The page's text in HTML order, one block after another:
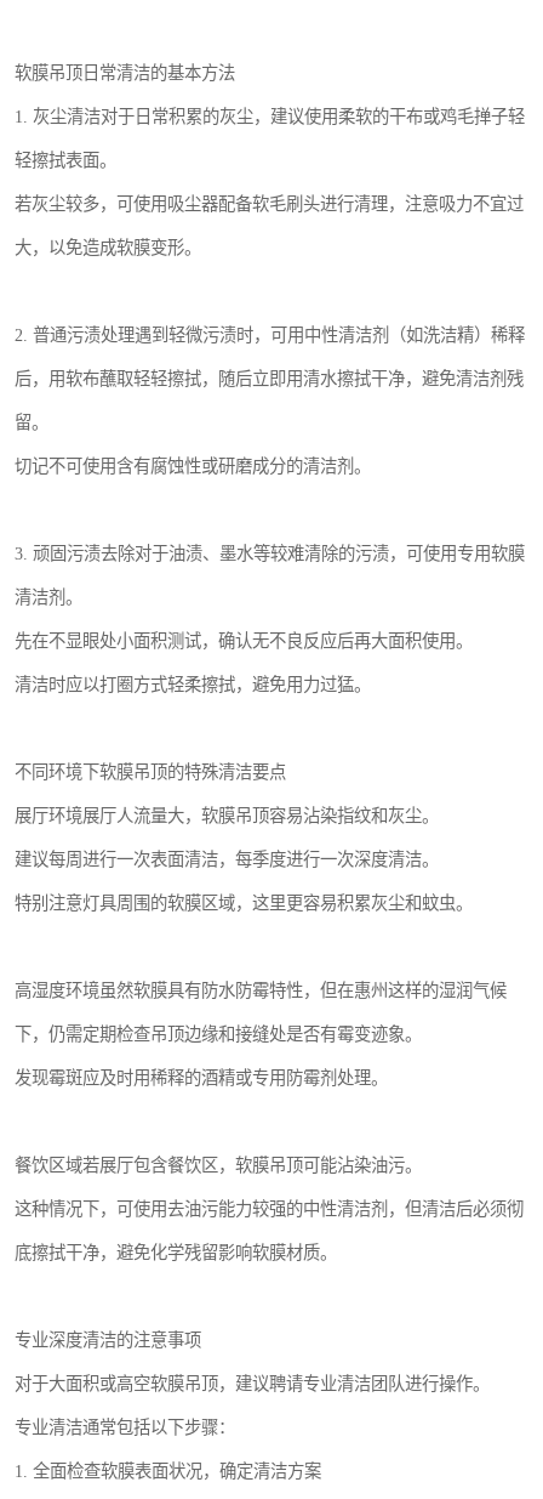
软膜吊顶日常清洁的基本方法
1. 灰尘清洁对于日常积累的灰尘，建议使用柔软的干布或鸡毛掸子轻
轻擦拭表面。
若灰尘较多，可使用吸尘器配备软毛刷头进行清理，注意吸力不宜过
大，以免造成软膜变形。
2. 普通污渍处理遇到轻微污渍时，可用中性清洁剂（如洗洁精）稀释
后，用软布蘸取轻轻擦拭，随后立即用清水擦拭干净，避免清洁剂残
留。
切记不可使用含有腐蚀性或研磨成分的清洁剂。
3. 顽固污渍去除对于油渍、墨水等较难清除的污渍，可使用专用软膜
清洁剂。
先在不显眼处小面积测试，确认无不良反应后再大面积使用。
清洁时应以打圈方式轻柔擦拭，避免用力过猛。
不同环境下软膜吊顶的特殊清洁要点
展厅环境展厅人流量大，软膜吊顶容易沾染指纹和灰尘。
建议每周进行一次表面清洁，每季度进行一次深度清洁。
特别注意灯具周围的软膜区域，这里更容易积累灰尘和蚊虫。
高湿度环境虽然软膜具有防水防霉特性，但在惠州这样的湿润气候
下，仍需定期检查吊顶边缘和接缝处是否有霉变迹象。
发现霉斑应及时用稀释的酒精或专用防霉剂处理。
餐饮区域若展厅包含餐饮区，软膜吊顶可能沾染油污。
这种情况下，可使用去油污能力较强的中性清洁剂，但清洁后必须彻
底擦拭干净，避免化学残留影响软膜材质。
专业深度清洁的注意事项
对于大面积或高空软膜吊顶，建议聘请专业清洁团队进行操作。
专业清洁通常包括以下步骤：
1. 全面检查软膜表面状况，确定清洁方案